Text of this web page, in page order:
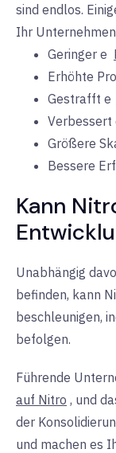
sind endlos.
Ihr
Geringer e
Erhöhte
Gestrafft e
Verbessert
Größere
Bessere
Kann
Unabhängig
befinden, kann
beschleunigen,
befolgen.
Führende
auf Nitro , und
der
und machen es